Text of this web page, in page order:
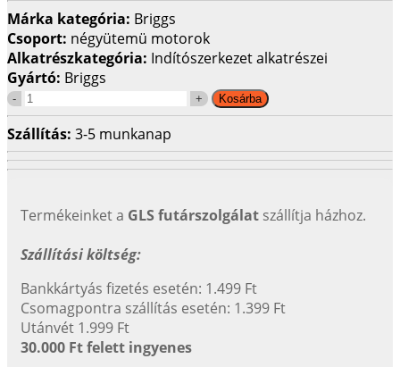
Márka kategória: Briggs
Csoport: négyütemü motorok
Alkatrészkategória: Indítószerkezet alkatrészei
Gyártó: Briggs
Szállítás: 3-5 munkanap
Termékeinket a GLS futárszolgálat szállítja házhoz.
Szállítási költség:
Bankkártyás fizetés esetén: 1.499 Ft
Csomagpontra szállítás esetén: 1.399 Ft
Utánvét 1.999 Ft
30.000 Ft felett ingyenes